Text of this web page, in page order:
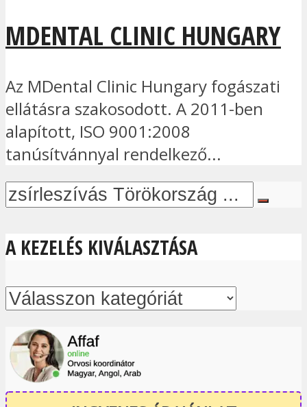
MDENTAL CLINIC HUNGARY
Az MDental Clinic Hungary fogászati
ellátásra szakosodott. A 2011-ben
alapított, ISO 9001:2008
tanúsítvánnyal rendelkező...
A KEZELÉS KIVÁLASZTÁSA